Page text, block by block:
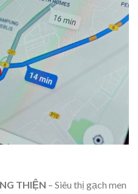
THIỆN – Siêu thị gạch men